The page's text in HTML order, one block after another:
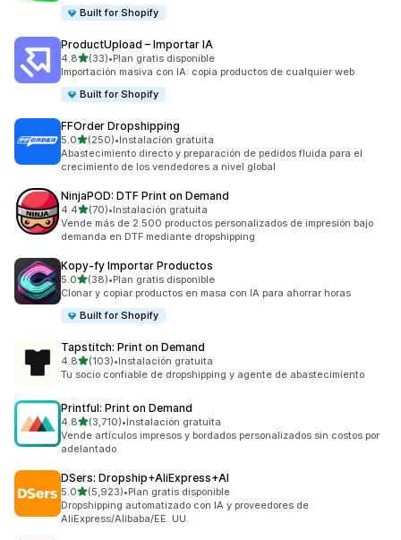
Built for Shopify
ProductUpload – Importar IA
4.8de 5 estrellas
(33)
33 reseñas en total
•Plan gratis disponible
Importación masiva con IA: copia productos de cualquier web
Built for Shopify
FFOrder Dropshipping
5.0de 5 estrellas
(250)
250 reseñas en total
•Instalación gratuita
Abastecimiento directo y preparación de pedidos fluida para el
crecimiento de los vendedores a nivel global
NinjaPOD: DTF Print on Demand
4.4de 5 estrellas
(70)
70 reseñas en total
•Instalación gratuita
Vende más de 2.500 productos personalizados de impresión bajo
demanda en DTF mediante dropshipping
Kopy‑fy Importar Productos
5.0de 5 estrellas
(38)
38 reseñas en total
•Plan gratis disponible
Clonar y copiar productos en masa con IA para ahorrar horas
Built for Shopify
Tapstitch: Print on Demand
4.8de 5 estrellas
(103)
103 reseñas en total
•Instalación gratuita
Tu socio confiable de dropshipping y agente de abastecimiento
Printful: Print on Demand
4.8de 5 estrellas
(3,710)
3710 reseñas en total
•Instalación gratuita
Vende artículos impresos y bordados personalizados sin costos por
adelantado
DSers: Dropship+AliExpress+AI
5.0de 5 estrellas
(5,923)
5923 reseñas en total
•Plan gratis disponible
Dropshipping automatizado con IA y proveedores de
AliExpress/Alibaba/EE. UU.